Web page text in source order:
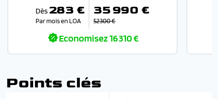
Dès 283 €
Par mois en LOA
35 990 €
52 300 €
Economisez16 310 €
Points clés